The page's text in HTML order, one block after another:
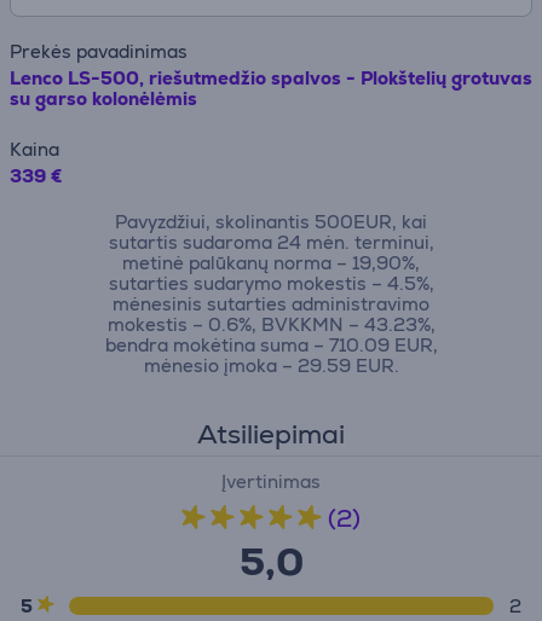
Prekės pavadinimas
Lenco LS-500, riešutmedžio spalvos - Plokštelių grotuvas
su garso kolonėlėmis
Kaina
339 €
Pavyzdžiui, skolinantis 500EUR, kai
sutartis sudaroma 24 mėn. terminui,
metinė palūkanų norma – 19,90%,
sutarties sudarymo mokestis – 4.5%,
mėnesinis sutarties administravimo
mokestis – 0.6%, BVKKMN – 43.23%,
bendra mokėtina suma – 710.09 EUR,
mėnesio įmoka – 29.59 EUR.
Atsiliepimai
Įvertinimas
(2)
5,0
5
2